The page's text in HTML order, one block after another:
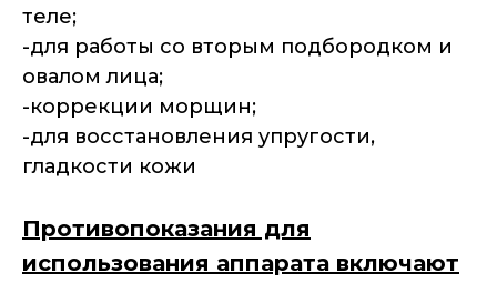
теле;
-для работы со вторым подбородком и
овалом лица;
-коррекции морщин;
-для восстановления упругости,
гладкости кожи
Противопоказания для
использования аппарата включают